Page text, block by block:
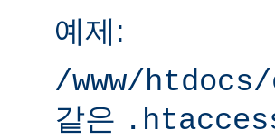
예제:
/www/htdocs/
같은